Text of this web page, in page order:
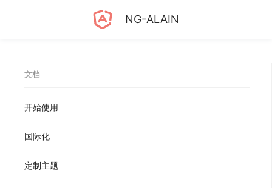
NG-ALAIN
文档
开始使用
国际化
定制主题